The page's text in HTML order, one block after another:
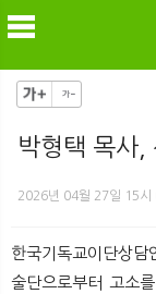
박형택 목사,
2026년 04월 27일 15시
한국기독교이단상
술단으로부터 고소